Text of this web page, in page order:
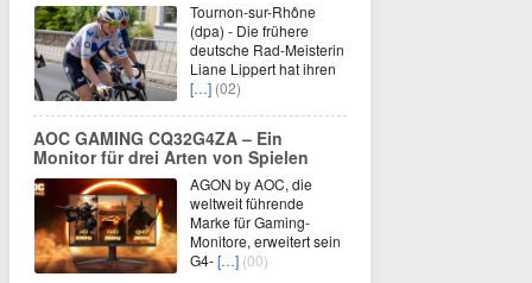
Tournon-sur-Rhône
(dpa) - Die frühere
deutsche Rad-Meisterin
Liane Lippert hat ihren
[…] (02)
AOC GAMING CQ32G4ZA – Ein
Monitor für drei Arten von Spielen
AGON by AOC, die
weltweit führende
Marke für Gaming-
Monitore, erweitert sein
G4-[…] (00)